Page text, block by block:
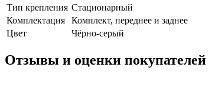
Тип крепления Стационарный
Комплектация
Комплект, переднее и заднее
Цвет
Чёрно-серый
Отзывы и оценки покупателей